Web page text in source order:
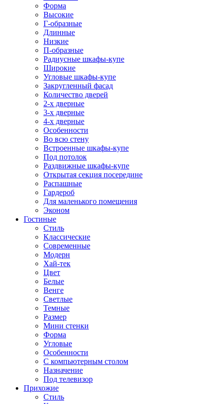
Форма
Высокие
Г-образные
Длинные
Низкие
П-образные
Радиусные шкафы-купе
Широкие
Угловые шкафы-купе
Закругленный фасад
Количество дверей
2-х дверные
3-х дверные
4-х дверные
Особенности
Во всю стену
Встроенные шкафы-купе
Под потолок
Раздвижные шкафы-купе
Открытая секция посередине
Распашные
Гардероб
Для маленького помещения
Эконом
Гостиные
Стиль
Классические
Современные
Модерн
Хай-тек
Цвет
Белые
Венге
Светлые
Темные
Размер
Мини стенки
Форма
Угловые
Особенности
С компьютерным столом
Назначение
Под телевизор
Прихожие
Стиль